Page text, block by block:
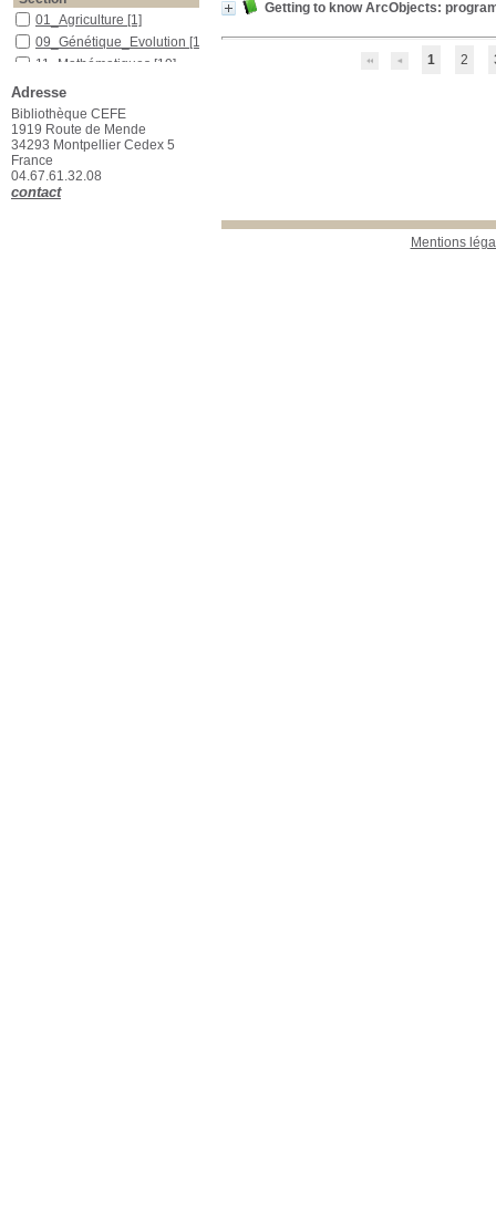
Getting to know ArcObjects:
1 2
Mentions
01_Agriculture
01_Agriculture [1]
09_Génétique_Evolution
09_Génétique_Evolution [1]
11_Mathématiques
11_Mathématiques [19]
20_Développement_durable
20_Développement_durable
[2]
22_Géomatique
22_Géomatique[1]
24_Usuels
24_Usuels[1]
Adresse
Bibliothèque CEFE
1919 Route de Mende
34293 Montpellier Cedex 5
France
04.67.61.32.08
contact